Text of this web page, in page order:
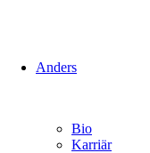
Anders
Bio
Karriär